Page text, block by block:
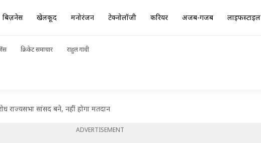
बिज़नेस खेलकूद मनोरंजन टेक्नोलॉजी करियर अजब-गजब लाइफस्टाइल
क्रिकेट समाचार राहुल गांधी
राज्यसभा सांसद बने, नहीं होगा मतदान
ADVERTISEMENT